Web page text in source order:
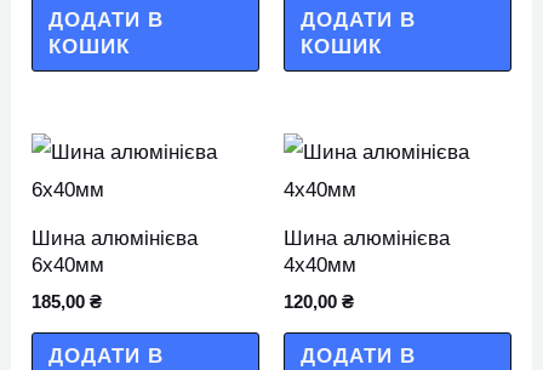
ДОДАТИ В
КОШИК
ДОДАТИ В
КОШИК
Шина алюмінієва
6х40мм
185,00₴
ДОДАТИ В
Шина алюмінієва
4х40мм
120,00 ₴
ДОДАТИ В